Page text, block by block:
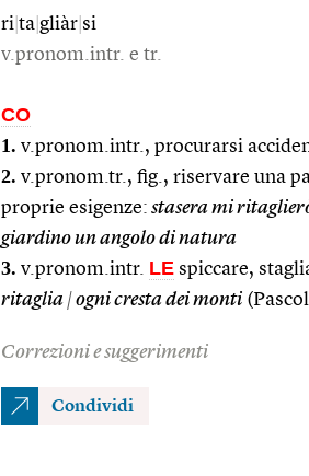
ri ta gliàr si
v.pronom.intr. e tr.
CO
1. v.pronom.intr., procurarsi
2. v.pronom.tr., fig., riservare una
proprie esigenze: stasera mi
giardino un angolo di natura
3. v.pronom.intr. LE spiccare,
ritaglia |ogni cresta dei monti
Correzioni e suggerimenti
Condividi